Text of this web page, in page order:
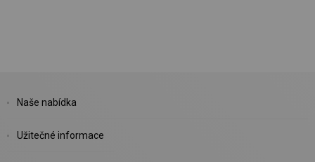
Naše nabídka
Užitečné informace